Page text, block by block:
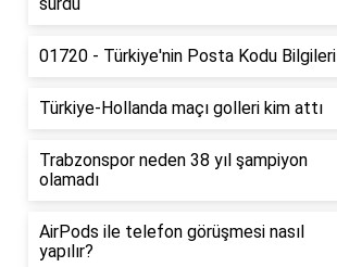
01720 - Türkiye'nin Posta Kodu Bilgileri
Türkiye-Hollanda maçı golleri kim attı
Trabzonspor neden 38 yıl şampiyon
olamadı
AirPods ile telefon görüşmesi nasıl
yapılır?